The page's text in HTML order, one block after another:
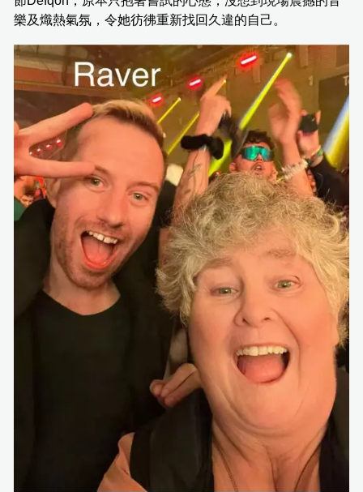
樂及熾熱氣氛，令她彷彿重新找回久違的自己。